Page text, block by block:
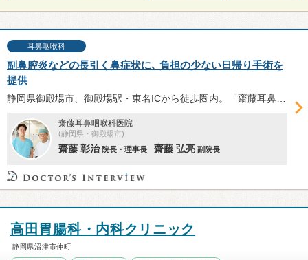
耳鼻咽喉科
副鼻腔炎などの長引く鼻症状に､ 負担の少ない日帰り手術を
提供
齋藤耳鼻咽喉科医院
(静岡県・御殿場市)
齋藤 彰治 院長・理事長 齋藤 弘亮 副院長
高田胃腸科・内科クリニック
静岡県沼津市仲町